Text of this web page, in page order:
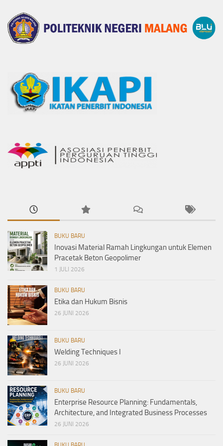
BUKU BARU
Inovasi Material Ramah Lingkungan untuk Elemen
Pracetak Beton Geopolimer
1 JULI 2026
BUKU BARU
Etika dan Hukum Bisnis
26 JUNI 2026
BUKU BARU
Welding Techniques I
26 JUNI 2026
BUKU BARU
Enterprise Resource Planning: Fundamentals,
Architecture, and Integrated Business Processes
26 JUNI 2026